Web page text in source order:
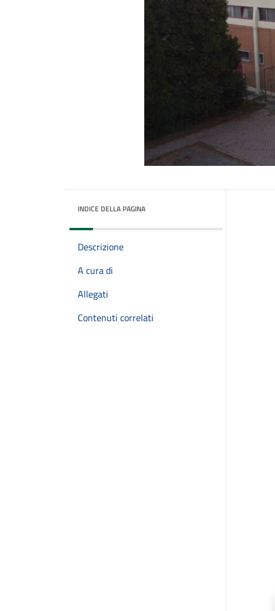
INDICE DELLA PAGINA
Descrizione
A cura di
Allegati
Contenuti correlati